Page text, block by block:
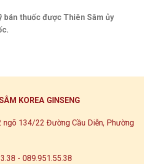
bán thuốc được Thiên Sâm ủy
KOREA GINSENG
ngõ 134/22 Đường Cầu Diễn, Phường
- 089.951.55.38